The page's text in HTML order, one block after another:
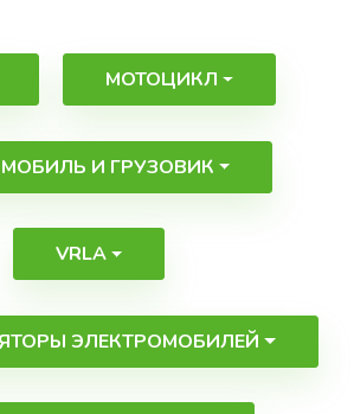
МОТОЦИКЛ
И ГРУЗОВИК
VRLA
ЭЛЕКТРОМОБИЛЕЙ